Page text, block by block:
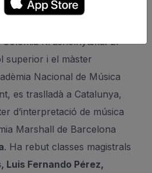
de piano ambTetyana
Krushelnytska. El
superior i el màster
Nacional de Música
es traslladà a Catalunya,
d’interpretació de música
Marshall de Barcelona
. Ha rebut classes magistrals
Luis Fernando Pérez,